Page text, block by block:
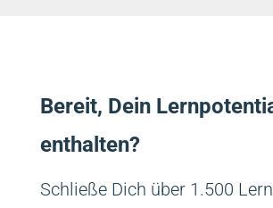
Bereit, Dein
enthalten?
Schließe Dich über 1.500